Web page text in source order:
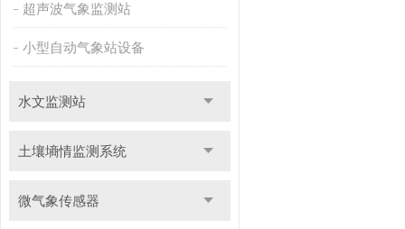
超声波气象监测站
小型自动气象站设备
水文监测站
土壤墒情监测系统
微气象传感器